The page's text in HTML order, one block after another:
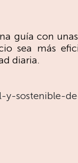
guía con
sea más
diaria.
sostenible-